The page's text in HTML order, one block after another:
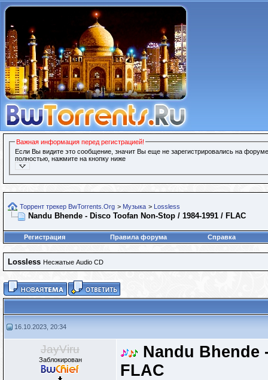
Важная информация перед регистрацией!
Если Вы видите это сообщение, значит Вы еще не зарегистрировались на
полностью, нажмите на кнопку ниже
Торрент трекер BwTorrents.Org > Музыка > Lossless
Nandu Bhende - Disco Toofan Non-Stop / 1984-1991 / FLAC
Регистрация Правила форума Справка
Lossless Несжатые Audio CD
16.10.2023, 20:34
JayViru
Заблокирован
Nandu Bhende
FLAC